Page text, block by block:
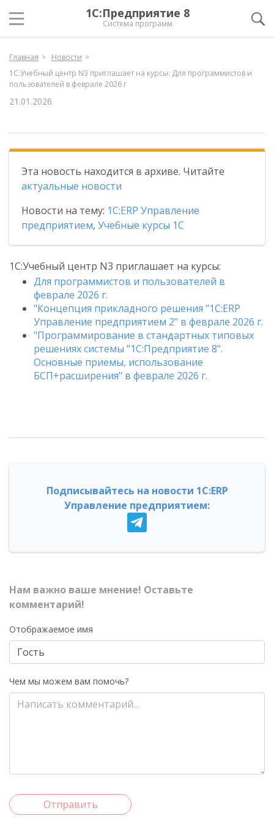
1С:Предприятие 8
Система программ
Главная
Новости
1С:Учебный центр N3 приглашает на курсы: Для программистов и
пользователей в феврале 2026 г
21.01.2026
Эта новость находится в архиве. Читайте
актуальные новости
Новости на тему: 1С:ERP Управление
предприятием, Учебные курсы 1С
1С:Учебный центр N3 приглашает на курсы:
Для программистов и пользователей в
феврале 2026 г.
"Концепция прикладного решения "1С:ERP
Управление предприятием 2" в феврале 2026 г.
"Программирование в стандартных типовых
решениях системы "1С:Предприятие 8".
Основные приемы, использование
БСП+расширения" в феврале 2026 г.
Подписывайтесь на новости 1С:ERP
Управление предприятием:
Нам важно ваше мнение! Оставьте
комментарий!
Отображаемое имя
Чем мы можем вам помочь?
Отправить